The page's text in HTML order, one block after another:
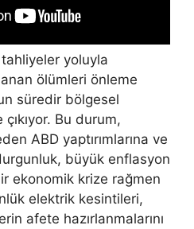
yoluyla
ölümleri önleme
süredir bölgesel
Bu durum,
ABD yaptırımlarına ve
büyük enflasyon
ekonomik krize rağmen
elektrik kesintileri,
afete hazırlanmalarını